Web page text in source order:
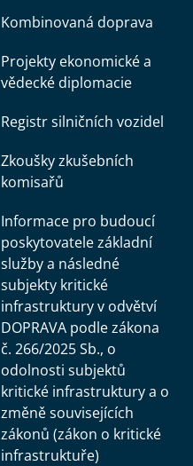
Kombinovaná doprava
Projekty ekonomické a
vědecké diplomacie
Registr silničních vozidel
Zkoušky zkušebních
komisařů
Informace pro budoucí
poskytovatele základní
služby a následné
subjekty kritické
infrastruktury v odvětví
DOPRAVA podle zákona
č. 266/2025 Sb., o
odolnosti subjektů
kritické infrastruktury a o
změně souvisejících
zákonů (zákon o kritické
infrastruktuře)